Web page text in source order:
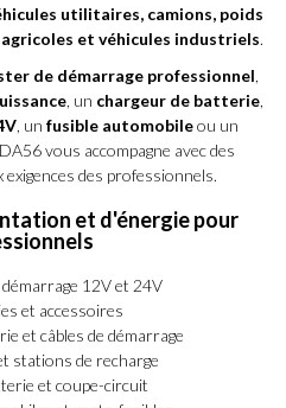
utilitaires, camions, poids
et véhicules industriels.
de démarrage professionnel,
, un chargeur de batterie,
, un fusible automobileou un
vous accompagne avec des
des professionnels.
et d'énergie pour
12V et 24V
et accessoires
et câbles de démarrage
stations de recharge
et coupe-circuit